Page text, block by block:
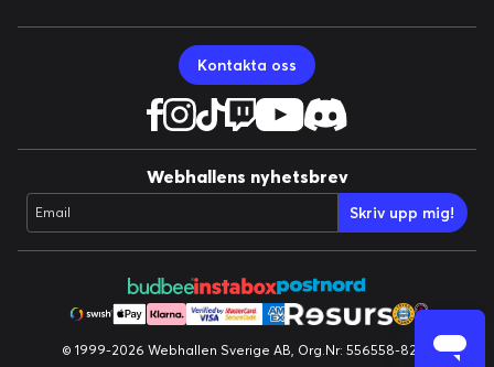
Kontakta oss
Webhallens nyhetsbrev
Email Skriv upp mig!
© 1999-2026 Webhallen Sverige AB, Org.Nr: 556558-8224